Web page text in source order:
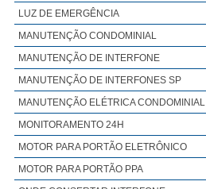
LUZ DE EMERGÊNCIA
MANUTENÇÃO CONDOMINIAL
MANUTENÇÃO DE INTERFONE
MANUTENÇÃO DE INTERFONES SP
MANUTENÇÃO ELÉTRICA CONDOMINIAL
MONITORAMENTO 24H
MOTOR PARA PORTÃO ELETRÔNICO
MOTOR PARA PORTÃO PPA